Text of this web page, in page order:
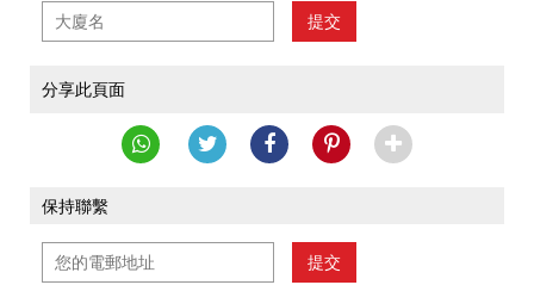
提交
分享此頁面
保持聯繫
提交